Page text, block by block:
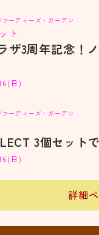
ーディーズ・ガーデン
ト
ザ3周年記念！
日)
ーディーズ・ガーデン
3個セット
日)
詳細